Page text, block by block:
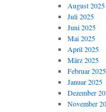
August 2025
Juli 2025
Juni 2025
Mai 2025
April 2025
März 2025
Februar 2025
Januar 2025
Dezember
November